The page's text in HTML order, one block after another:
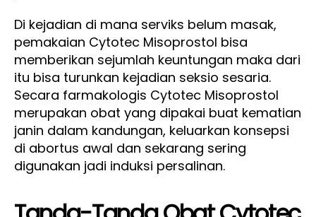
Di kejadian di mana serviks belum masak,
pemakaian Cytotec Misoprostol bisa
memberikan sejumlah keuntungan maka dari
itu bisa turunkan kejadian seksio sesaria.
Secara farmakologis Cytotec Misoprostol
merupakan obat yang dipakai buat kematian
janin dalam kandungan, keluarkan konsepsi
di abortus awal dan sekarang sering
digunakan jadi induksi persalinan.